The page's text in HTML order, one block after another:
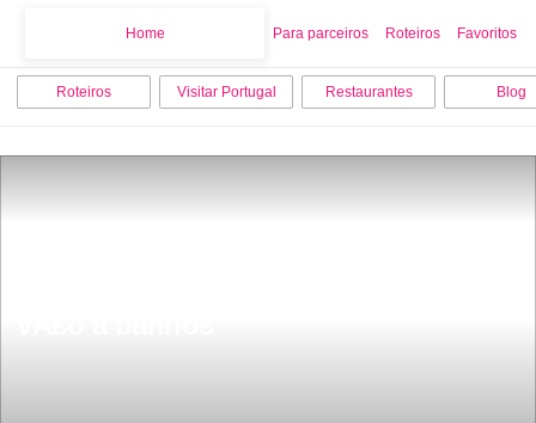
Home Para parceiros Roteiros Favoritos
Roteiros Visitar Portugal Restaurantes Blog